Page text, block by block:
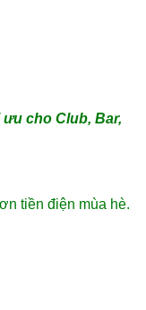
cho Club, Bar,